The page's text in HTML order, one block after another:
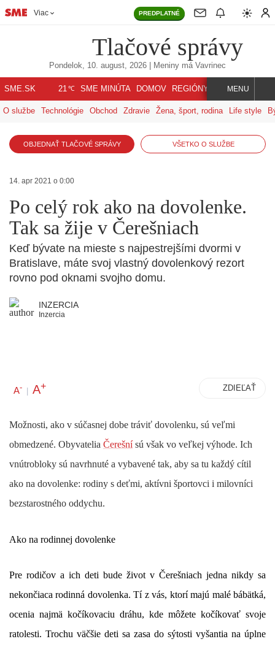
Viac PREDPLATNÉ
Tlačové správy
Pondelok, 10. august, 2026 | Meniny má Vavrinec
SME.SK 21℃ SME MINÚTA DOMOV REGIÓNY INDEX SVET
MENU
O službe Technológie Obchod Zdravie Žena, šport, rodina Life style
OBJEDNAŤ TLAČOVÉ SPRÁVY VŠETKO O SLUŽBE
14. apr 2021 o 0:00
Po celý rok ako na dovolenke.
Tak sa žije v Čerešniach
Keď bývate na mieste s najpestrejšími dvormi v
Bratislave, máte svoj vlastný dovolenkový rezort
rovno pod oknami svojho domu.
INZERCIA
Inzercia
A- | A+ ZDIEĽAŤ
Možnosti, ako v súčasnej dobe tráviť dovolenku, sú veľmi
obmedzené. Obyvatelia Čerešnísú však vo veľkej výhode. Ich
vnútrobloky sú navrhnuté a vybavené tak, aby sa tu každý cítil
ako na dovolenke: rodiny s deťmi, aktívni športovci i milovníci
bezstarostného oddychu.
Ako na rodinnej dovolenke
Pre rodičov a ich deti bude život v Čerešniach jedna nikdy sa
nekončiaca rodinná dovolenka. Tí z vás, ktorí majú malé bábätká,
ocenia najmä kočíkovaciu dráhu, kde môžete kočíkovať svoje
ratolesti. Trochu väčšie deti sa zasa do sýtosti vyšantia na úplne